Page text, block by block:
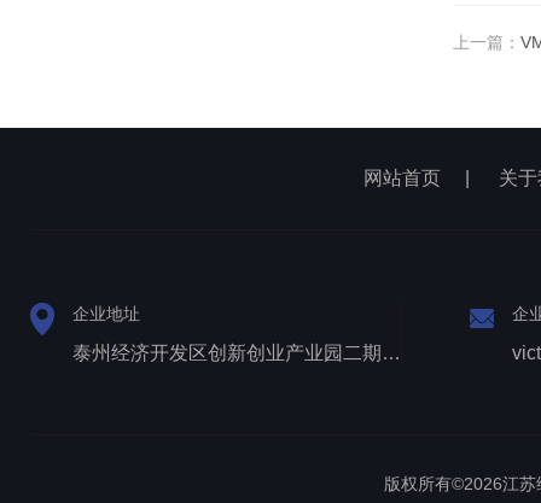
上一篇：
网站首页 关
企业地址
泰州经济开发区创新创业产业园二期1号厂房西侧三层
企
版权所有©2026江